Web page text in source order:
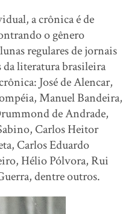
a crônica é de
o gênero
regulares de jornais
da literatura brasileira
José de Alencar,
Manuel Bandeira,
de Andrade,
Carlos Heitor
Carlos Eduardo
Hélio Pólvora, Rui
dentre outros.